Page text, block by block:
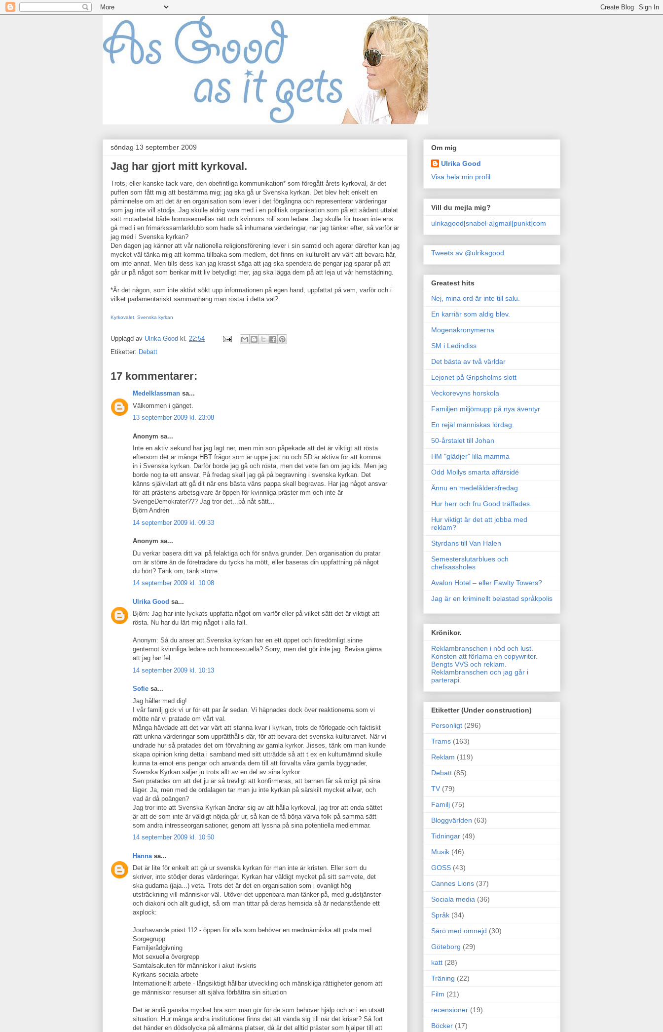
söndag 13 september 2009
Jag har gjort mitt kyrkoval.
Trots, eller kanske tack vare, den obefintliga kommunikation* som föregått årets kyrkoval, är det
puffen som fått mig att bestämma mig; jag ska gå ur Svenska kyrkan. Det blev helt enkelt en
påminnelse om att det är en organisation som lever i det förgångna och representerar värderingar
som jag inte vill stödja. Jag skulle aldrig vara med i en politisk organisation som på ett sådant uttalat
sätt motarbetat både homosexuellas rätt och kvinnors roll som ledare. Jag skulle för tusan inte ens
gå med i en frimärkssamlarklubb som hade så inhumana värderingar, när jag tänker efter, så varför är
jag med i Svenska kyrkan?
Den dagen jag känner att vår nationella religionsförening lever i sin samtid och agerar därefter kan jag
mycket väl tänka mig att komma tillbaka som medlem, det finns en kulturellt arv värt att bevara här,
om inte annat. Men tills dess kan jag krasst säga att jag ska spendera de pengar jag sparar på att
går ur på något som berikar mitt liv betydligt mer, jag ska lägga dem på att leja ut vår hemstädning.
*Är det någon, som inte aktivt sökt upp informationen på egen hand, uppfattat på vem, varför och i
vilket parlamentariskt sammanhang man röstar i detta val?
Kyrkovalet Svenska kyrkan
Upplagd av Ulrika Good kl. 22:54
Etiketter: Debatt
17 kommentarer:
Medelklassman sa...
Välkommen i gänget.
13 september 2009 kl. 23:08
Anonym sa...
Inte en aktiv sekund har jag lagt ner, men min son påpekade att det är viktigt att rösta
eftersom det är många HBT frågor som är uppe just nu och SD är aktiva för att komma
in i Svenska kyrkan. Därför borde jag gå och rösta, men det vete fan om jag ids. Men jag
borde nog ta ett ansvar. På fredag skall jag gå på begravning i svenska kyrkan. Det
känns självklart att gå dit när ens bästa väns pappa skall begravas. Har jag något ansvar
för att prästens arbetsgivare är öppen för kvinnliga präster mm och inte är
SverigeDemokrater??? Jag tror det...på nåt sätt...
Björn Andrén
14 september 2009 kl. 09:33
Anonym sa...
Du verkar basera ditt val på felaktiga och för snäva grunder. Den organisation du pratar
om är större än de företrädare du tycks ha mött, eller baseras din uppfattning på något
du hört? Tänk om, tänk större.
14 september 2009 kl. 10:08
Ulrika Good sa...
Björn: Jag har inte lyckats uppfatta något om varför eller på vilket sätt det är viktigt att
rösta. Nu har du lärt mig något i alla fall.
Anonym: Så du anser att Svenska kyrkan har en ett öppet och föredömligt sinne
gentemot kvinnliga ledare och homosexuella? Sorry, men det gör inte jag. Bevisa gärna
att jag har fel.
14 september 2009 kl. 10:13
Sofie sa...
Jag håller med dig!
I vår familj gick vi ur för ett par år sedan. Vi häpnades dock över reaktionerna som vi
mötte när vi pratade om vårt val.
Många hävdade att det var värt att stanna kvar i kyrkan, trots de förlegade och faktiskt
rätt unkna värderingar som upprätthålls där, för att bevara det svenska kulturarvet. När vi
undrade hur så pratades det om förvaltning av gamla kyrkor. Jisses, tänk om man kunde
skapa opinion kring detta i samband med sitt utträdde så att t ex en kulturnämnd skulle
kunna ta emot ens pengar och använda dem till att förvalta våra gamla byggnader,
Svenska Kyrkan säljer ju trots allt av en del av sina kyrkor.
Sen pratades om att det ju är så trevligt att konfirmeras, att barnen får så roligt på sina
läger. Ja, men med de ordalagen tar man ju inte kyrkan på särskilt mycket allvar, och
vad är då poängen?
Jag tror inte att Svenska Kyrkan ändrar sig av att hålla kyrkoval, jag tror att enda sättet
är att de som inte är väldigt nöjda går ur, så kan de få börja värva folk på samma sätt
som andra intresseorganisationer, genom att lyssna på sina potentiella medlemmar.
14 september 2009 kl. 10:50
Hanna sa...
Det är lite för enkelt att gå ur svenska kyrkan för man inte är kristen. Eller som du
skriver, inte stödjer deras värderingar. Kyrkan har väldigt mycket på sitt samvete, det
ska gudarna (jaja...) veta. Trots det är det en organisation som i ovanligt hög
utsträckning vill människor väl. Utöver det uppenbara man tänker på, med gudstjänster
och diakoni och allt gudligt, så om man tittar på deras hemsida så är nedanstående ett
axplock:
Jourhavande präst 112 - öppen för alla som behöver en medmänniska att prata med
Sorgegrupp
Familjerådgivning
Mot sexuella övergrepp
Samtalsakuten för människor i akut livskris
Kyrkans sociala arbete
Internationellt arbete - långsiktigt hållbar utveckling och mänskliga rättigheter genom att
ge människor resurser att själva förbättra sin situation
Det är ändå ganska mycket bra som man gör för de som behöver hjälp och är i en utsatt
situation. Hur många andra institutioner finns det att vända sig till när det krisar? Så fort
det händer en dödsolycka på allmänna platser, då är det alltid präster som hjälper till att
Om mig
Ulrika Good
Visa hela min profil
Vill du mejla mig?
ulrikagood[snabel-a]gmail[punkt]com
Tweets av @ulrikagood
Greatest hits
Nej, mina ord är inte till salu.
En karriär som aldig blev.
Mogenakronymerna
SM i Ledindiss
Det bästa av två världar
Lejonet på Gripsholms slott
Veckorevyns horskola
Familjen miljömupp på nya äventyr
En rejäl människas lördag.
50-årstalet till Johan
HM "glädjer" lilla mamma
Odd Mollys smarta affärsidé
Ännu en medelåldersfredag
Hur herr och fru Good träffades.
Hur viktigt är det att jobba med
reklam?
Styrdans till Van Halen
Semesterslutarblues och
chefsassholes
Avalon Hotel – eller Fawlty Towers?
Jag är en kriminellt belastad språkpolis
Krönikor.
Reklambranschen i nöd och lust.
Konsten att förlama en copywriter.
Bengts VVS och reklam.
Reklambranschen och jag går i
parterapi.
Etiketter (Under construction)
Personligt (296)
Trams (163)
Reklam (119)
Debatt (85)
TV (79)
Familj (75)
Bloggvärlden (63)
Tidningar (49)
Musik (46)
GOSS (43)
Cannes Lions (37)
Sociala media (36)
Språk (34)
Särö med omnejd (30)
Göteborg (29)
katt (28)
Träning (22)
Film (21)
recensioner (19)
Böcker (17)